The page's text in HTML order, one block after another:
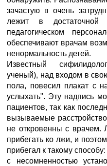
зачастую в очень
лежит в
педагогическом
обеспечивают врачам
ненормальность детей.
Известный
ученый), над входом в
пола, повесил плакат с
услыхать". Эту надпись
пациентов, так как
вызываемые
не откровенны с
прибегать ко лжи, и
прибегал к такому
с несомненностью